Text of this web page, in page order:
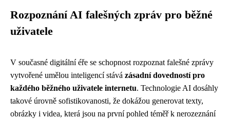
Rozpoznání AI falešných zpráv pro běžné
uživatele
V současné digitální éře se schopnost rozpoznat falešné zprávy
vytvořené umělou inteligencí stává zásadní dovedností pro
každého běžného uživatele internetu. Technologie AI dosáhly
takové úrovně sofistikovanosti, že dokážou generovat texty,
obrázky i videa, která jsou na první pohled téměř k nerozeznání